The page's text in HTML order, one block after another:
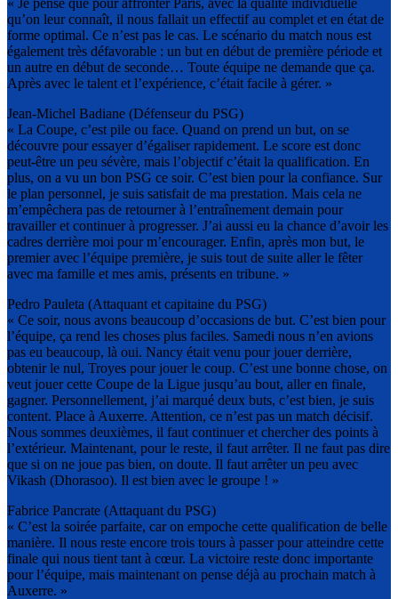
« Je pense que pour affronter Paris, avec la qualité individuelle
qu’on leur connaît, il nous fallait un effectif au complet et en état de
forme optimal. Ce n’est pas le cas. Le scénario du match nous est
également très défavorable : un but en début de première période et
un autre en début de seconde… Toute équipe ne demande que ça.
Après avec le talent et l’expérience, c’était facile à gérer. »
Jean-Michel Badiane (Défenseur du PSG)
« La Coupe, c’est pile ou face. Quand on prend un but, on se
découvre pour essayer d’égaliser rapidement. Le score est donc
peut-être un peu sévère, mais l’objectif c’était la qualification. En
plus, on a vu un bon PSG ce soir. C’est bien pour la confiance. Sur
le plan personnel, je suis satisfait de ma prestation. Mais cela ne
m’empêchera pas de retourner à l’entraînement demain pour
travailler et continuer à progresser. J’ai aussi eu la chance d’avoir les
cadres derrière moi pour m’encourager. Enfin, après mon but, le
premier avec l’équipe première, je suis tout de suite aller le fêter
avec ma famille et mes amis, présents en tribune. »
Pedro Pauleta (Attaquant et capitaine du PSG)
« Ce soir, nous avons beaucoup d’occasions de but. C’est bien pour
l’équipe, ça rend les choses plus faciles. Samedi nous n’en avions
pas eu beaucoup, là oui. Nancy était venu pour jouer derrière,
obtenir le nul, Troyes pour jouer le coup. C’est une bonne chose, on
veut jouer cette Coupe de la Ligue jusqu’au bout, aller en finale,
gagner. Personnellement, j’ai marqué deux buts, c’est bien, je suis
content. Place à Auxerre. Attention, ce n’est pas un match décisif.
Nous sommes deuxièmes, il faut continuer et chercher des points à
l’extérieur. Maintenant, pour le reste, il faut arrêter. Il ne faut pas dire
que si on ne joue pas bien, on doute. Il faut arrêter un peu avec
Vikash (Dhorasoo). Il est bien avec le groupe ! »
Fabrice Pancrate (Attaquant du PSG)
« C’est la soirée parfaite, car on empoche cette qualification de belle
manière. Il nous reste encore trois tours à passer pour atteindre cette
finale qui nous tient tant à cœur. La victoire reste donc importante
pour l’équipe, mais maintenant on pense déjà au prochain match à
Auxerre. »